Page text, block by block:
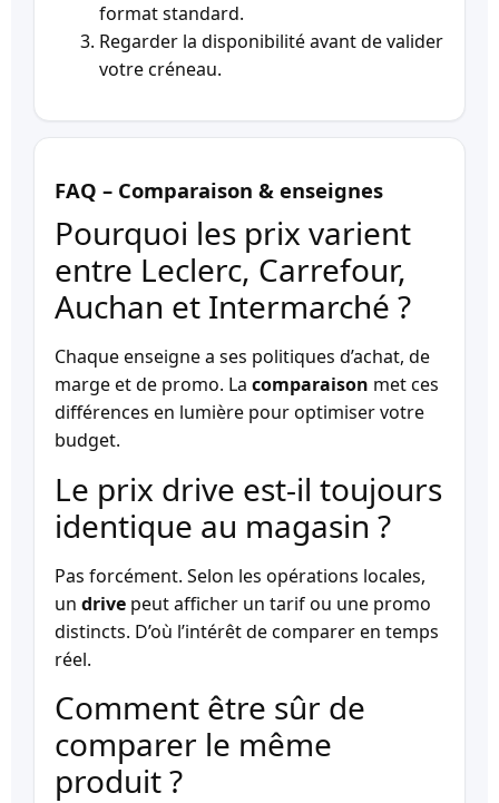
format standard.
Regarder la disponibilité avant de valider
votre créneau.
FAQ – Comparaison & enseignes
Pourquoi les prix varient
entre Leclerc, Carrefour,
Auchan et Intermarché ?
Chaque enseigne a ses politiques d’achat, de
marge et de promo. La comparaison met ces
différences en lumière pour optimiser votre
budget.
Le prix drive est-il toujours
identique au magasin ?
Pas forcément. Selon les opérations locales,
un drive peut afficher un tarif ou une promo
distincts. D’où l’intérêt de comparer en temps
réel.
Comment être sûr de
comparer le même
produit ?